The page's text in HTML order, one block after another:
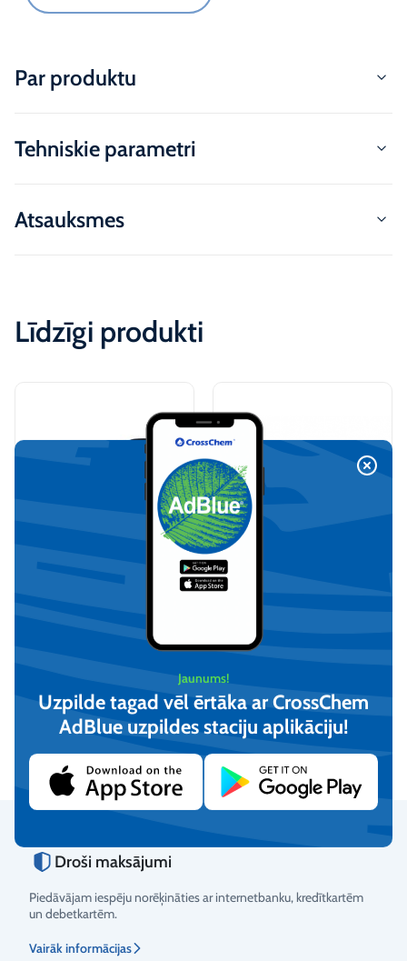
Par produktu
Tehniskie parametri
Atsauksmes
Līdzīgi produkti
PIUSI Kārtridžu Filtrs /
Ūdens absorbētājs 70L/min
53,14
(iesk. PVN)
Pievienot
Ūdens absorbētājs 70L/min
(2 gab)
123,42
(iesk. PVN)
Pievienot
Droši maksājumi
Piedāvājam iespēju norēķināties ar internetbanku, kredītkartēm
un debetkartēm.
Vairāk informācijas
Jaunums!
Uzpilde tagad vēl ērtāka ar CrossChem
AdBlue uzpildes staciju aplikāciju!​